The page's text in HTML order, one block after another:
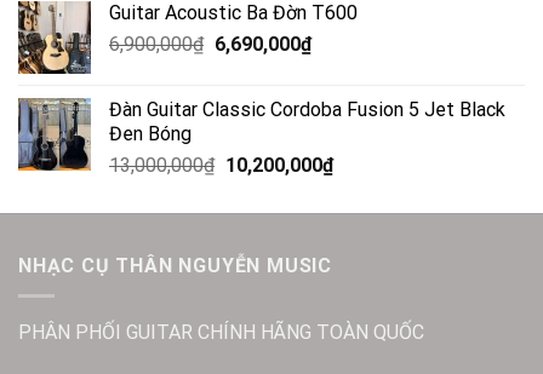
Guitar Acoustic Ba Đờn T600
6,900,000₫ 6,690,000₫
Đàn Guitar Classic Cordoba Fusion 5 Jet Black
Đen Bóng
13,000,000₫ 10,200,000₫
NHẠC CỤ THÂN NGUYỄN MUSIC
PHÂN PHỐI GUITAR CHÍNH HÃNG TOÀN QUỐC